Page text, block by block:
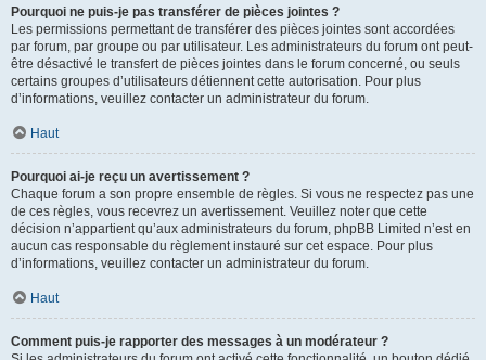
Pourquoi ne puis-je pas transférer de pièces jointes ?
Les permissions permettant de transférer des pièces jointes sont accordées
par forum, par groupe ou par utilisateur. Les administrateurs du forum ont peut-
être désactivé le transfert de pièces jointes dans le forum concerné, ou seuls
certains groupes d’utilisateurs détiennent cette autorisation. Pour plus
d’informations, veuillez contacter un administrateur du forum.
Haut
Pourquoi ai-je reçu un avertissement ?
Chaque forum a son propre ensemble de règles. Si vous ne respectez pas une
de ces règles, vous recevrez un avertissement. Veuillez noter que cette
décision n’appartient qu’aux administrateurs du forum, phpBB Limited n’est en
aucun cas responsable du règlement instauré sur cet espace. Pour plus
d’informations, veuillez contacter un administrateur du forum.
Haut
Comment puis-je rapporter des messages à un modérateur ?